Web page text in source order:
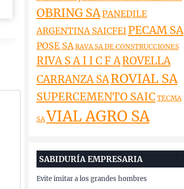
OBRING SAPANEDILE
ARGENTINA SAICFEI PECAM SA
POSE SARAVA SA DE CONSTRUCCIONES
RIVA S A I I C F AROVELLA
CARRANZA SAROVIAL SA
SUPERCEMENTO SAIC TECMA
SAVIAL AGRO SA
SABIDURÍA EMPRESARIA
Evite imitar a los grandes hombres